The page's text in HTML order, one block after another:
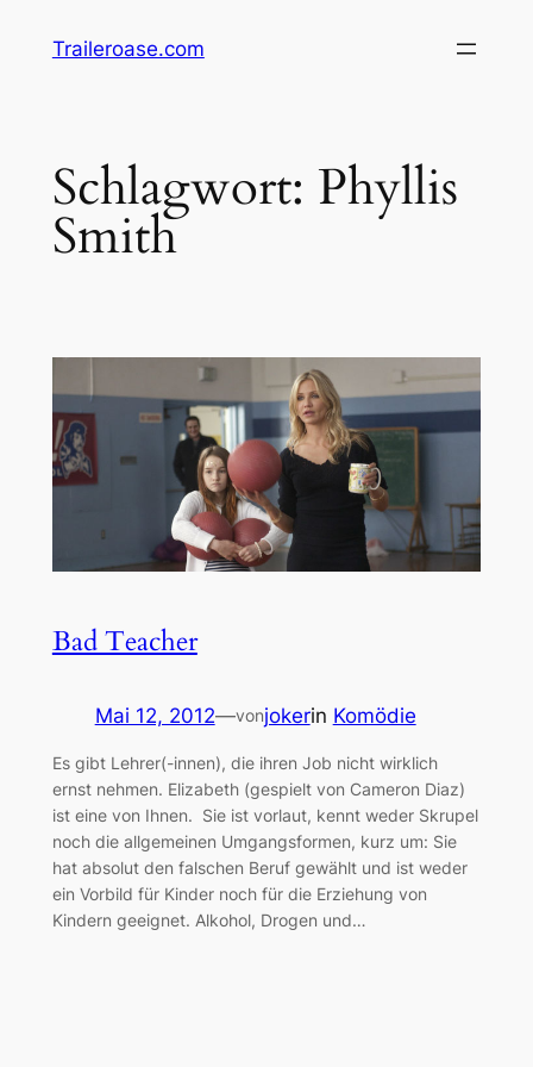
InhaltTraileroase.com
Schlagwort: Phyllis
Smith
Bad Teacher
Mai 12, 2012—vonjokerin Komödie
Es gibt Lehrer(-innen), die ihren Job nicht wirklich
ernst nehmen. Elizabeth (gespielt von Cameron Diaz)
ist eine von Ihnen. Sie ist vorlaut, kennt weder Skrupel
noch die allgemeinen Umgangsformen, kurz um: Sie
hat absolut den falschen Beruf gewählt und ist weder
ein Vorbild für Kinder noch für die Erziehung von
Kindern geeignet. Alkohol, Drogen und…